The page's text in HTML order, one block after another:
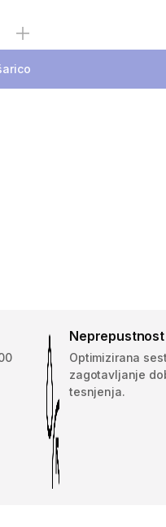
količino
Optimizirana
zagotavljanje
tesnjenja.